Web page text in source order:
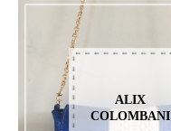
ALIX
COLOMBANI